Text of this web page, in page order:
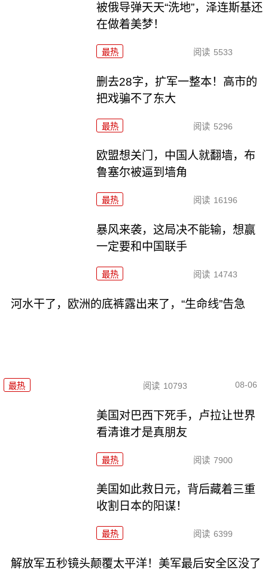
被俄导弹天天“洗地”，泽连斯基还
在做着美梦！
最热 阅读 5533
删去28字，扩军一整本！高市的
把戏骗不了东大
最热 阅读 5296
欧盟想关门，中国人就翻墙，布
鲁塞尔被逼到墙角
最热 阅读 16196
暴风来袭，这局决不能输，想赢
一定要和中国联手
最热 阅读 14743
河水干了，欧洲的底裤露出来了，“生命线”告急
最热 阅读 10793 08-06
美国对巴西下死手，卢拉让世界
看清谁才是真朋友
最热 阅读 7900
美国如此救日元，背后藏着三重
收割日本的阳谋！
最热 阅读 6399
解放军五秒镜头颠覆太平洋！美军最后安全区没了